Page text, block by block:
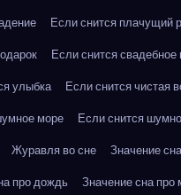
Если снится плачущий
Если снится свадебное
улыбка
Если снится чистая
море
Если снится
Журавля во сне
Значение
про дождь
Значение сна про